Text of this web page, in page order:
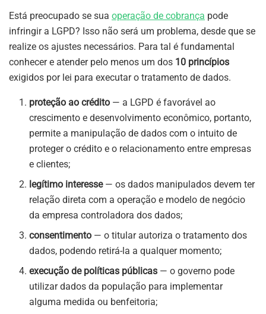
Está preocupado se sua operação de cobrança pode
infringir a LGPD? Isso não será um problema, desde que se
realize os ajustes necessários. Para tal é fundamental
conhecer e atender pelo menos um dos 10 princípios
exigidos por lei para executar o tratamento de dados.
proteção ao crédito — a LGPD é favorável ao
crescimento e desenvolvimento econômico, portanto,
permite a manipulação de dados com o intuito de
proteger o crédito e o relacionamento entre empresas
e clientes;
legítimo interesse— os dados manipulados devem ter
relação direta com a operação e modelo de negócio
da empresa controladora dos dados;
consentimento — o titular autoriza o tratamento dos
dados, podendo retirá-la a qualquer momento;
execução de políticas públicas — o governo pode
utilizar dados da população para implementar
alguma medida ou benfeitoria;